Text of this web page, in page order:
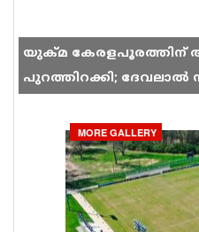
യുക്മ കേരളപൂരത്തിന്
പുറത്തിറക്കി; ദേവലാൽ
MORE GALLERY